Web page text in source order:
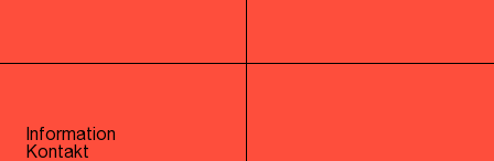
Information
Kontakt